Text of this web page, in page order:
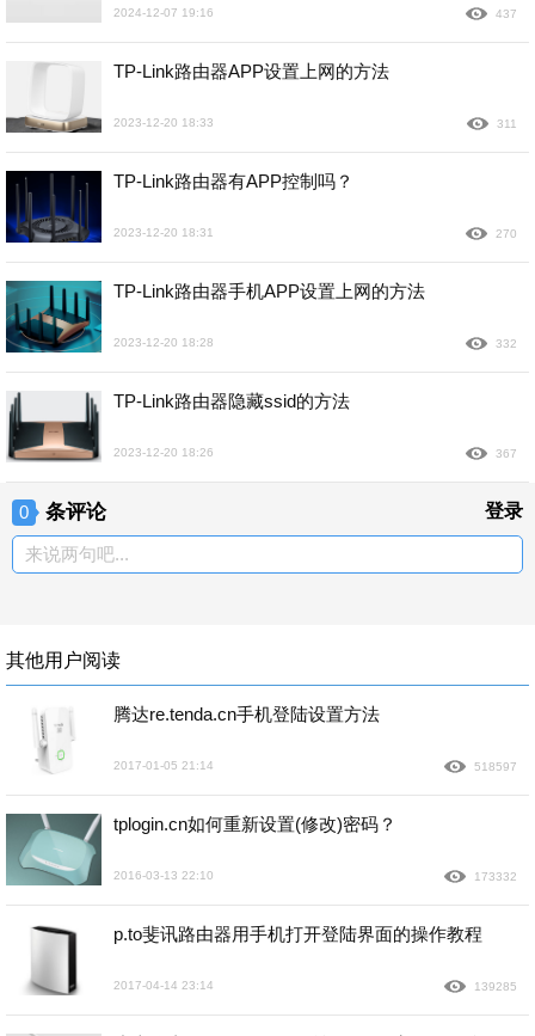
2024-12-07 19:16 437
TP-Link路由器APP设置上网的方法
2023-12-20 18:33 311
TP-Link路由器有APP控制吗？
2023-12-20 18:31 270
TP-Link路由器手机APP设置上网的方法
2023-12-20 18:28 332
TP-Link路由器隐藏ssid的方法
2023-12-20 18:26 367
0 条评论 登录
来说两句吧...
其他用户阅读
腾达re.tenda.cn手机登陆设置方法
2017-01-05 21:14 518597
tplogin.cn如何重新设置(修改)密码？
2016-03-13 22:10 173332
p.to斐讯路由器用手机打开登陆界面的操作教程
2017-04-14 23:14 139285